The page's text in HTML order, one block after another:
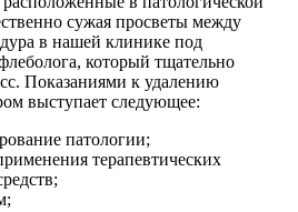
сужая просветы между
в нашей клинике под
который тщательно
Показаниями к удалению
выступает следующее:
патологии;
терапевтических